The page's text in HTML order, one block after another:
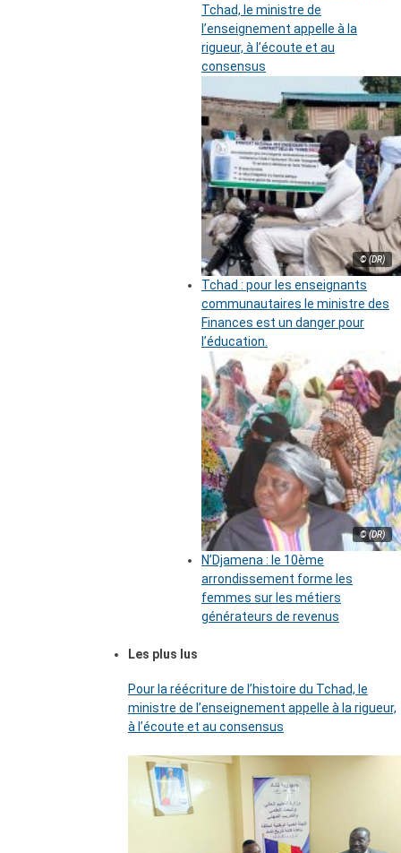
Tchad, le ministre de
l’enseignement appelle à la
rigueur, à l’écoute et au
consensus
© (DR)
Tchad : pour les enseignants
communautaires le ministre des
Finances est un danger pour
l’éducation.
© (DR)
N’Djamena : le 10ème
arrondissement forme les
femmes sur les métiers
générateurs de revenus
Les plus lus
Pour la réécriture de l’histoire du Tchad, le
ministre de l’enseignement appelle à la rigueur,
à l’écoute et au consensus